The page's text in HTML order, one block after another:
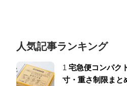
人気記事ランキング
1 宅急便コンパク
寸・重さ制限まと